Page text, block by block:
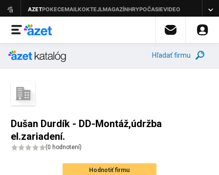
Hľadať firmu
Dušan Durdík - DD-Montáž,údržba
el.zariadení.
(0 hodnotení)
Hodnotiť firmu